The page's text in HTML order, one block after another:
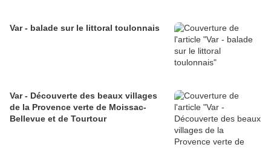
Var - balade sur le littoral toulonnais
Var - Découverte des beaux villages
de la Provence verte de Moissac-
Bellevue et de Tourtour